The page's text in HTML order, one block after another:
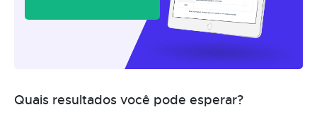
Quais resultados você pode esperar?